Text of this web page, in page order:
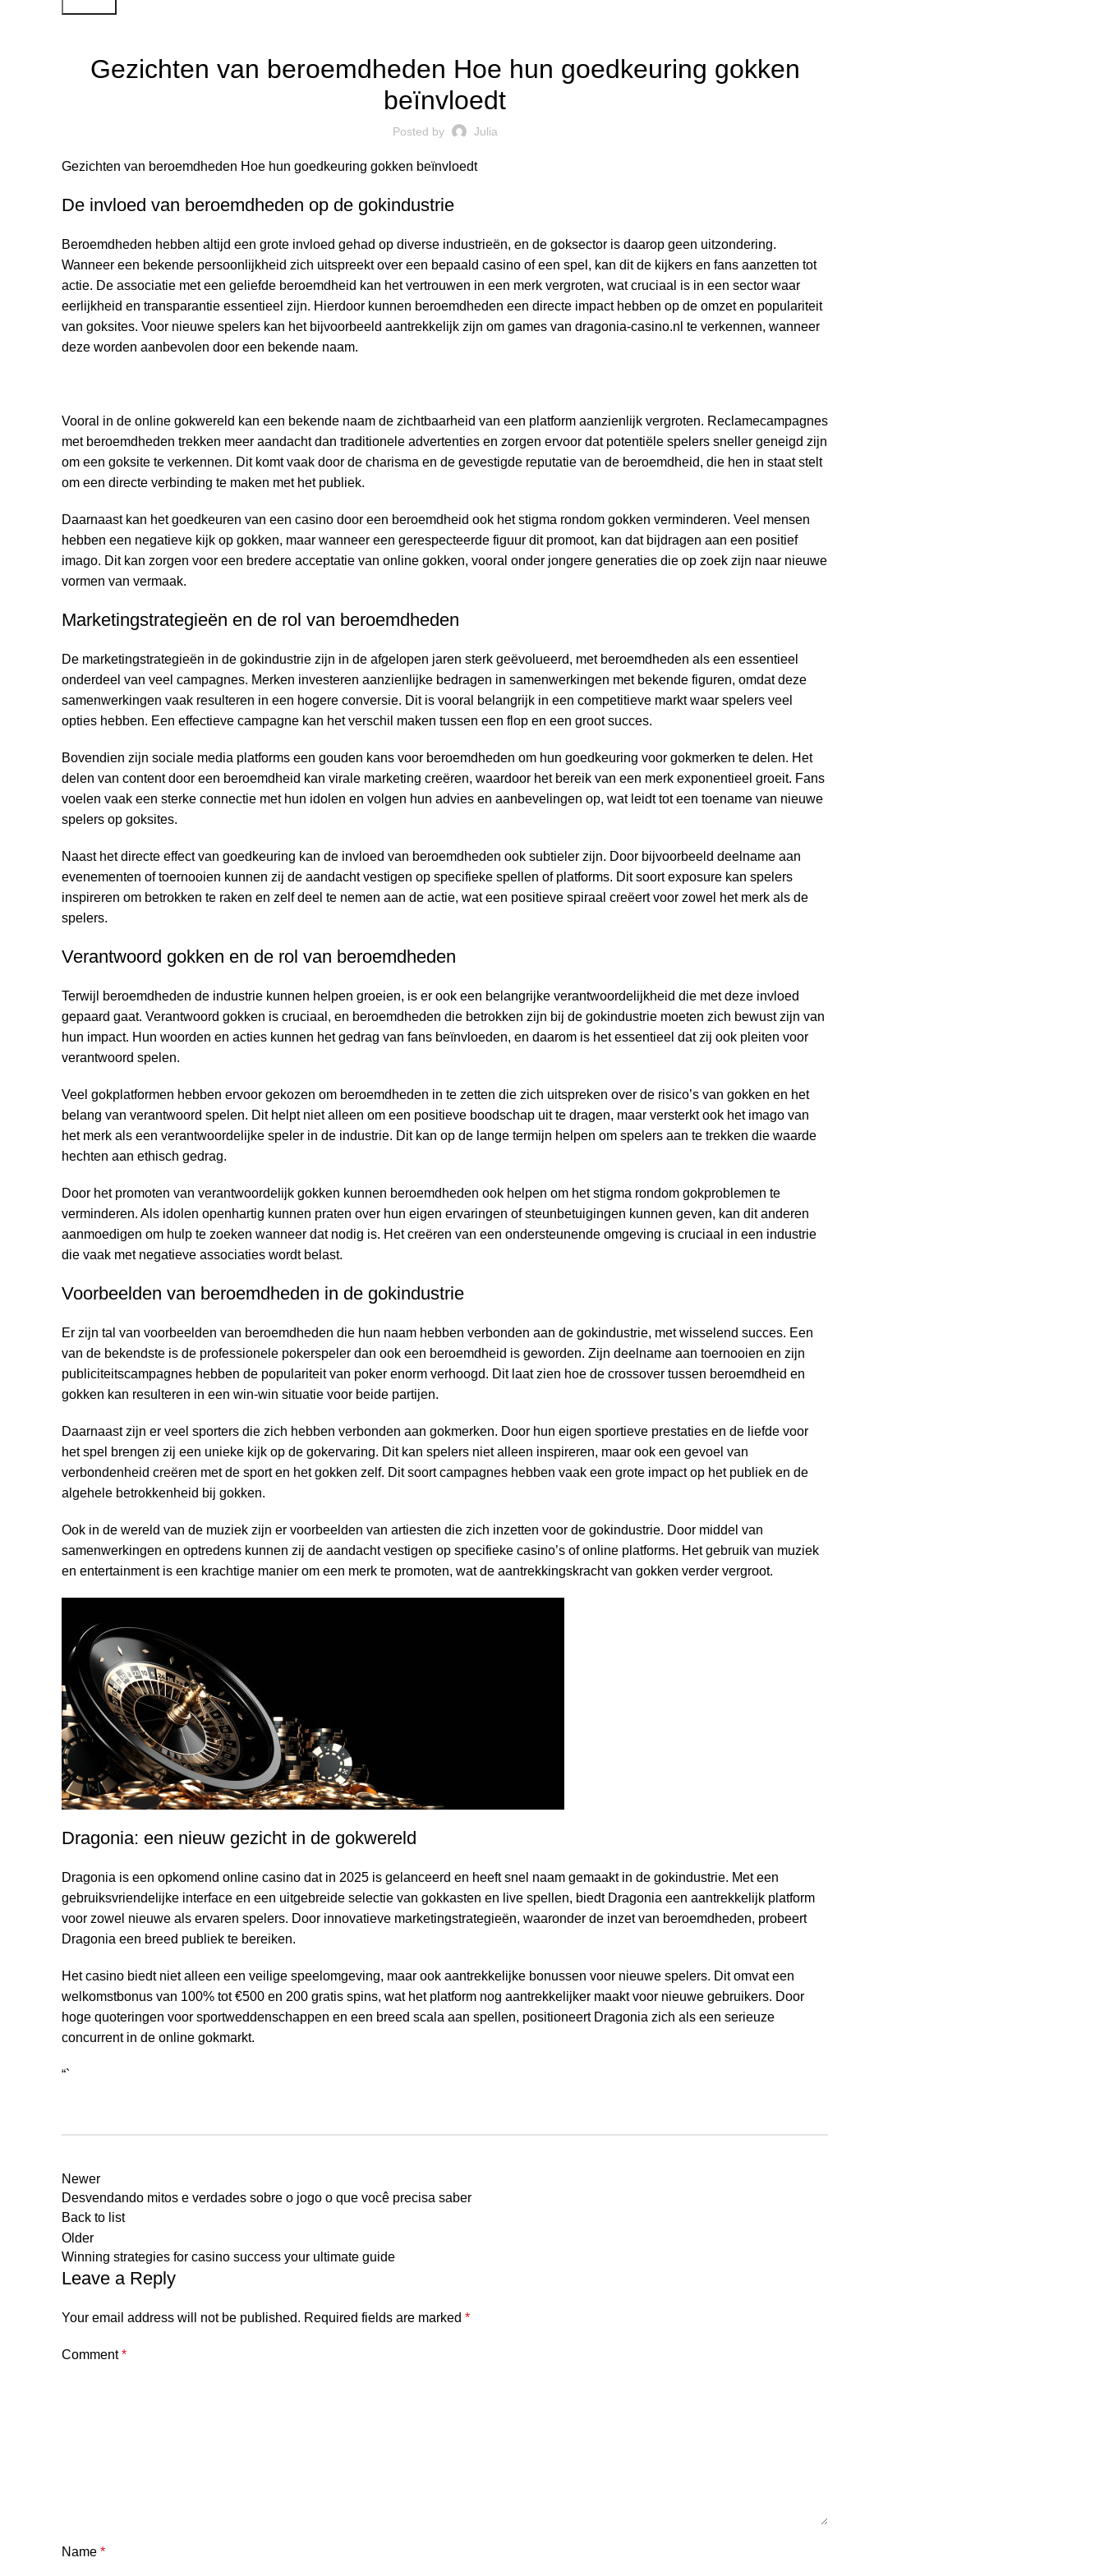
Gezichten van beroemdheden Hoe hun goedkeuring gokken
beïnvloedt
Posted by Julia
Gezichten van beroemdheden Hoe hun goedkeuring gokken beïnvloedt
De invloed van beroemdheden op de gokindustrie
Beroemdheden hebben altijd een grote invloed gehad op diverse industrieën, en de goksector is daarop geen uitzondering.
Wanneer een bekende persoonlijkheid zich uitspreekt over een bepaald casino of een spel, kan dit de kijkers en fans aanzetten tot
actie. De associatie met een geliefde beroemdheid kan het vertrouwen in een merk vergroten, wat cruciaal is in een sector waar
eerlijkheid en transparantie essentieel zijn. Hierdoor kunnen beroemdheden een directe impact hebben op de omzet en populariteit
van goksites. Voor nieuwe spelers kan het bijvoorbeeld aantrekkelijk zijn om games van dragonia-casino.nl te verkennen, wanneer
deze worden aanbevolen door een bekende naam.
Vooral in de online gokwereld kan een bekende naam de zichtbaarheid van een platform aanzienlijk vergroten. Reclamecampagnes
met beroemdheden trekken meer aandacht dan traditionele advertenties en zorgen ervoor dat potentiële spelers sneller geneigd zijn
om een goksite te verkennen. Dit komt vaak door de charisma en de gevestigde reputatie van de beroemdheid, die hen in staat stelt
om een directe verbinding te maken met het publiek.
Daarnaast kan het goedkeuren van een casino door een beroemdheid ook het stigma rondom gokken verminderen. Veel mensen
hebben een negatieve kijk op gokken, maar wanneer een gerespecteerde figuur dit promoot, kan dat bijdragen aan een positief
imago. Dit kan zorgen voor een bredere acceptatie van online gokken, vooral onder jongere generaties die op zoek zijn naar nieuwe
vormen van vermaak.
Marketingstrategieën en de rol van beroemdheden
De marketingstrategieën in de gokindustrie zijn in de afgelopen jaren sterk geëvolueerd, met beroemdheden als een essentieel
onderdeel van veel campagnes. Merken investeren aanzienlijke bedragen in samenwerkingen met bekende figuren, omdat deze
samenwerkingen vaak resulteren in een hogere conversie. Dit is vooral belangrijk in een competitieve markt waar spelers veel
opties hebben. Een effectieve campagne kan het verschil maken tussen een flop en een groot succes.
Bovendien zijn sociale media platforms een gouden kans voor beroemdheden om hun goedkeuring voor gokmerken te delen. Het
delen van content door een beroemdheid kan virale marketing creëren, waardoor het bereik van een merk exponentieel groeit. Fans
voelen vaak een sterke connectie met hun idolen en volgen hun advies en aanbevelingen op, wat leidt tot een toename van nieuwe
spelers op goksites.
Naast het directe effect van goedkeuring kan de invloed van beroemdheden ook subtieler zijn. Door bijvoorbeeld deelname aan
evenementen of toernooien kunnen zij de aandacht vestigen op specifieke spellen of platforms. Dit soort exposure kan spelers
inspireren om betrokken te raken en zelf deel te nemen aan de actie, wat een positieve spiraal creëert voor zowel het merk als de
spelers.
Verantwoord gokken en de rol van beroemdheden
Terwijl beroemdheden de industrie kunnen helpen groeien, is er ook een belangrijke verantwoordelijkheid die met deze invloed
gepaard gaat. Verantwoord gokken is cruciaal, en beroemdheden die betrokken zijn bij de gokindustrie moeten zich bewust zijn van
hun impact. Hun woorden en acties kunnen het gedrag van fans beïnvloeden, en daarom is het essentieel dat zij ook pleiten voor
verantwoord spelen.
Veel gokplatformen hebben ervoor gekozen om beroemdheden in te zetten die zich uitspreken over de risico’s van gokken en het
belang van verantwoord spelen. Dit helpt niet alleen om een positieve boodschap uit te dragen, maar versterkt ook het imago van
het merk als een verantwoordelijke speler in de industrie. Dit kan op de lange termijn helpen om spelers aan te trekken die waarde
hechten aan ethisch gedrag.
Door het promoten van verantwoordelijk gokken kunnen beroemdheden ook helpen om het stigma rondom gokproblemen te
verminderen. Als idolen openhartig kunnen praten over hun eigen ervaringen of steunbetuigingen kunnen geven, kan dit anderen
aanmoedigen om hulp te zoeken wanneer dat nodig is. Het creëren van een ondersteunende omgeving is cruciaal in een industrie
die vaak met negatieve associaties wordt belast.
Voorbeelden van beroemdheden in de gokindustrie
Er zijn tal van voorbeelden van beroemdheden die hun naam hebben verbonden aan de gokindustrie, met wisselend succes. Een
van de bekendste is de professionele pokerspeler dan ook een beroemdheid is geworden. Zijn deelname aan toernooien en zijn
publiciteitscampagnes hebben de populariteit van poker enorm verhoogd. Dit laat zien hoe de crossover tussen beroemdheid en
gokken kan resulteren in een win-win situatie voor beide partijen.
Daarnaast zijn er veel sporters die zich hebben verbonden aan gokmerken. Door hun eigen sportieve prestaties en de liefde voor
het spel brengen zij een unieke kijk op de gokervaring. Dit kan spelers niet alleen inspireren, maar ook een gevoel van
verbondenheid creëren met de sport en het gokken zelf. Dit soort campagnes hebben vaak een grote impact op het publiek en de
algehele betrokkenheid bij gokken.
Ook in de wereld van de muziek zijn er voorbeelden van artiesten die zich inzetten voor de gokindustrie. Door middel van
samenwerkingen en optredens kunnen zij de aandacht vestigen op specifieke casino’s of online platforms. Het gebruik van muziek
en entertainment is een krachtige manier om een merk te promoten, wat de aantrekkingskracht van gokken verder vergroot.
Dragonia: een nieuw gezicht in de gokwereld
Dragonia is een opkomend online casino dat in 2025 is gelanceerd en heeft snel naam gemaakt in de gokindustrie. Met een
gebruiksvriendelijke interface en een uitgebreide selectie van gokkasten en live spellen, biedt Dragonia een aantrekkelijk platform
voor zowel nieuwe als ervaren spelers. Door innovatieve marketingstrategieën, waaronder de inzet van beroemdheden, probeert
Dragonia een breed publiek te bereiken.
Het casino biedt niet alleen een veilige speelomgeving, maar ook aantrekkelijke bonussen voor nieuwe spelers. Dit omvat een
welkomstbonus van 100% tot €500 en 200 gratis spins, wat het platform nog aantrekkelijker maakt voor nieuwe gebruikers. Door
hoge quoteringen voor sportweddenschappen en een breed scala aan spellen, positioneert Dragonia zich als een serieuze
concurrent in de online gokmarkt.
“`
Newer
Desvendando mitos e verdades sobre o jogo o que você precisa saber
Back to list
Older
Winning strategies for casino success your ultimate guide
Leave a Reply
Your email address will not be published. Required fields are marked *
Comment*
Name *